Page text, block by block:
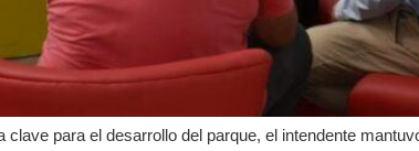
para el desarrollo del parque, el intendente